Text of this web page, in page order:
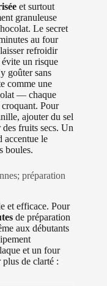
et surtout
granuleuse
Le secret
au four
refroidir
un risque
goûter sans
comme une
— chaque
Pour
ajouter du sel
fruits secs. Un
accentue le
boules.
préparation
et efficace. Pour
de préparation
aux débutants
et un four
de clarté :